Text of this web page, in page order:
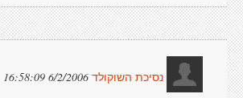
נסיכת השוקולד 6/2/2006 16:58:09